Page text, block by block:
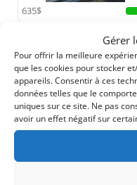
Gérer
Pour offrir la meilleure
que les cookies pour stocker
appareils. Consentir à ces
données telles que le
uniques sur ce site. Ne pas
avoir un effet négatif sur
cabine en cas de
Ajoutez une pièce
tout-terrain avec cette
Tessera4x4, connue
premium, durables et
635$
Téléchargements
Brochures - Ford